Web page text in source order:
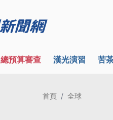
總預算審查 漢光演習 苦
首頁 全球